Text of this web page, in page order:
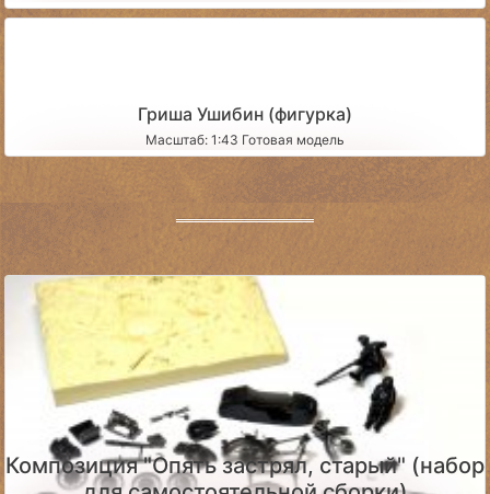
Гриша Ушибин (фигурка)
Масштаб: 1:43 Готовая модель
Композиция "Опять застрял, старый" (набор